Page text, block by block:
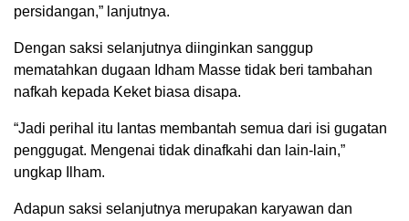
persidangan,” lanjutnya.
Dengan saksi selanjutnya diinginkan sanggup
mematahkan dugaan Idham Masse tidak beri tambahan
nafkah kepada Keket biasa disapa.
“Jadi perihal itu lantas membantah semua dari isi gugatan
penggugat. Mengenai tidak dinafkahi dan lain-lain,”
ungkap Ilham.
Adapun saksi selanjutnya merupakan karyawan dan